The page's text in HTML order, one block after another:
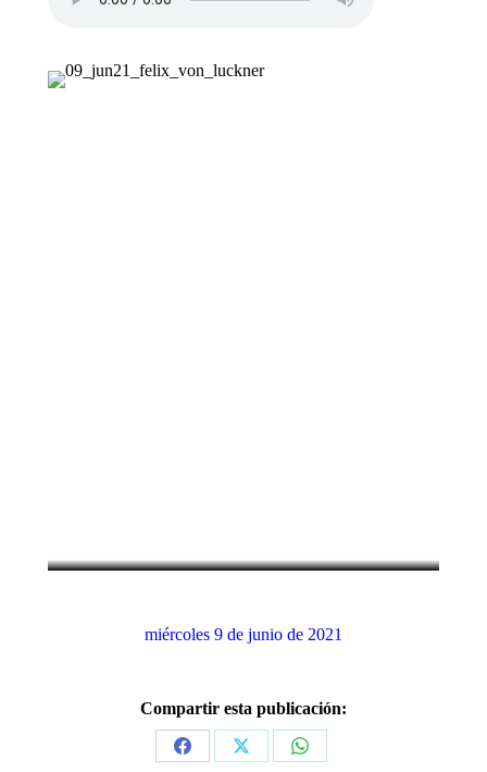
miércoles 9 de junio de 2021
Compartir esta publicación:
Share
Share
Share